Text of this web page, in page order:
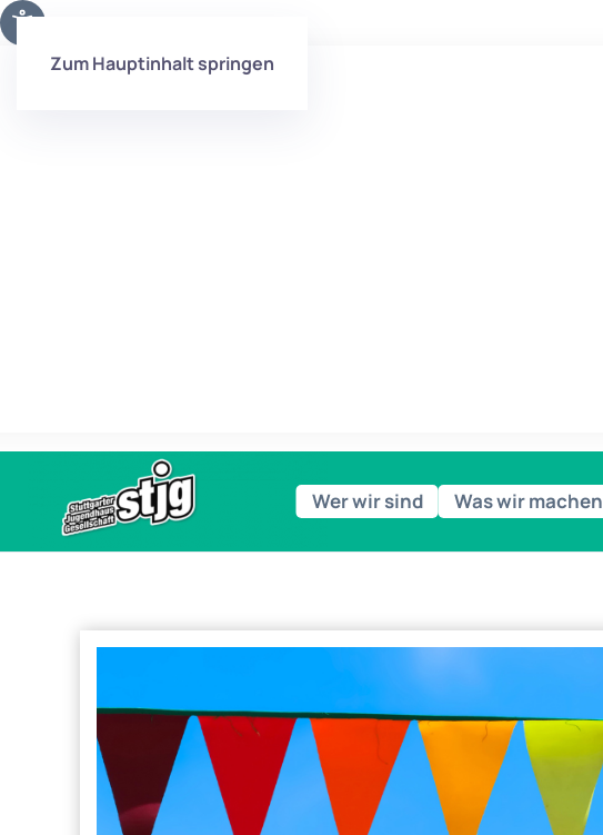
Zum Hauptinhalt springen
Wer wir sind Was wir machen